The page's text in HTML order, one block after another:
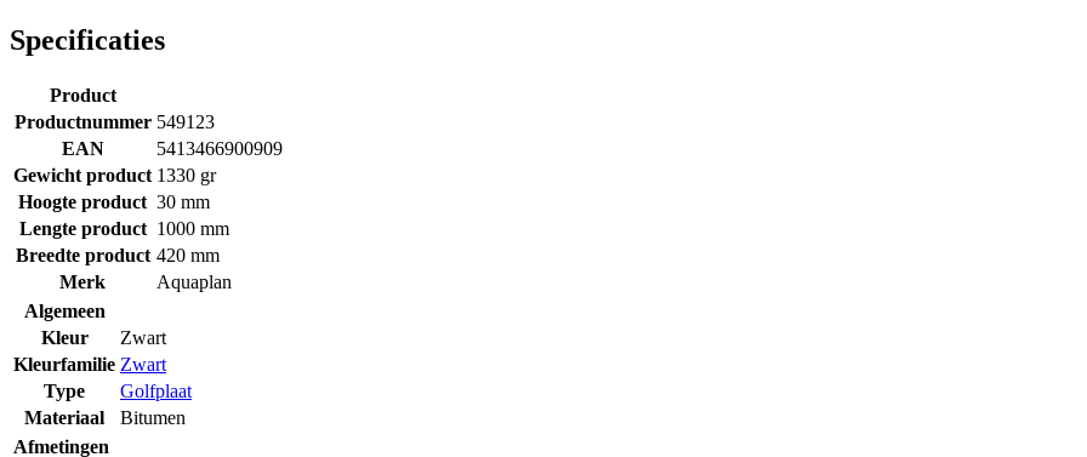
Specificaties
Product
Productnummer 549123
EAN
5413466900909
Gewicht product 1330 gr
Hoogte product 30 mm
Lengte product 1000 mm
Breedte product 420 mm
Merk
Aquaplan
Algemeen
Kleur
Zwart
Kleurfamilie Zwart
Type
Golfplaat
Materiaal
Bitumen
Afmetingen